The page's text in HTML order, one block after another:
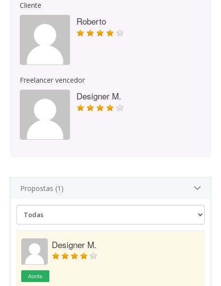
Cliente
Roberto
Freelancer vencedor
Designer M.
Propostas (1)
Designer M.
Aceita